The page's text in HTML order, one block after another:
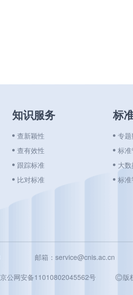
知识服务
查新颖性
查有效性
跟踪标准
比对标准
标
专
标
大
标
邮箱：service@cnis.ac.cn
京公网安备11010802045562号 版